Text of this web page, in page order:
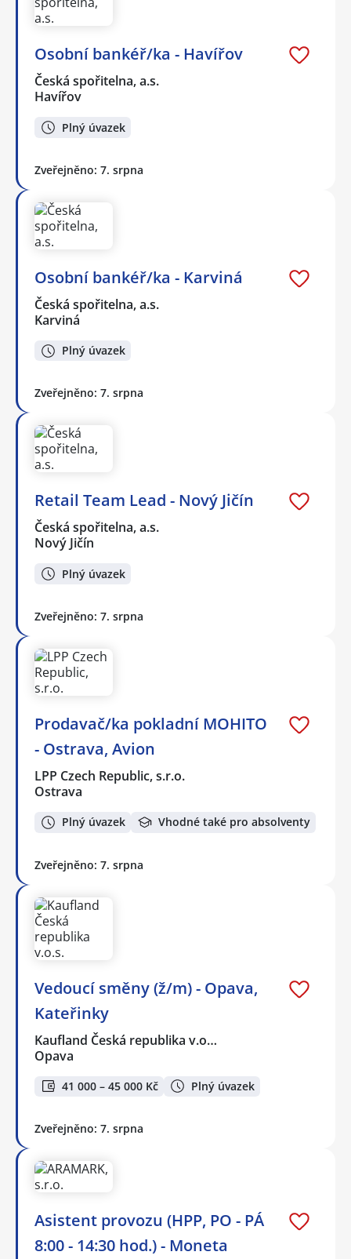
Osobní bankéř/ka - Havířov
Česká spořitelna, a.s.
Havířov
Plný úvazek
Zveřejněno: 7. srpna
Osobní bankéř/ka - Karviná
Česká spořitelna, a.s.
Karviná
Plný úvazek
Zveřejněno: 7. srpna
Retail Team Lead - Nový Jičín
Česká spořitelna, a.s.
Nový Jičín
Plný úvazek
Zveřejněno: 7. srpna
Prodavač/ka pokladní MOHITO
- Ostrava, Avion
LPP Czech Republic, s.r.o.
Ostrava
Plný úvazek Vhodné také pro absolventy
Zveřejněno: 7. srpna
Vedoucí směny (ž/m) - Opava,
Kateřinky
Kaufland Česká republika v.o…
Opava
41 000 – 45 000 Kč Plný úvazek
Zveřejněno: 7. srpna
Asistent provozu (HPP, PO - PÁ
8:00 - 14:30 hod.) - Moneta